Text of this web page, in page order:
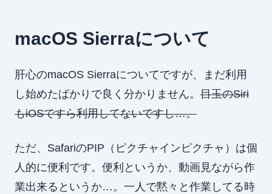
macOS Sierraについて
肝心のmacOS Sierraについてですが、まだ利用
し始めたばかりで良く分かりません。 目玉のSiri
もiOSですら利用してないですし…。
ただ、SafariのPIP（ピクチャインピクチャ）は個
人的に便利です。便利というか、動画見ながら作
業出来るというか…。一人で黙々と作業してる時